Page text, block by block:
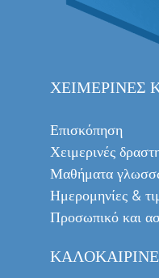
ΧΕΙΜΕΡΙΝΈΣ
Επισκόπηση
Χειμερινές
Μαθήματα
Ημερομηνίες &
Προσωπικό και